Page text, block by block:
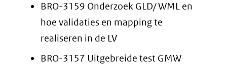
BRO-3159 Onderzoek GLD/ WML en
hoe validaties en mapping te
realiseren in de LV
BRO-3157 Uitgebreide test GMW